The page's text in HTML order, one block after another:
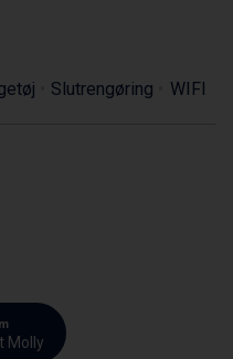
Slutrengøring WIFI
Molly